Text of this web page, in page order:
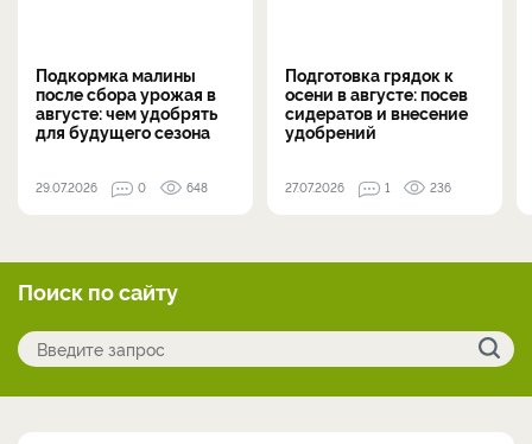
Подкормка малины
после сбора урожая в
августе: чем удобрять
для будущего сезона
29.07.2026 0 648
Подготовка грядок к
осени в августе: посев
сидератов и внесение
удобрений
27.07.2026 1 236
Поиск по сайту